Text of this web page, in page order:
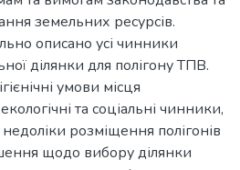
земельних ресурсів.
описано усі чинники
ділянки для полігону ТПВ.
умови місця
та соціальні чинники,
розміщення полігонів
щодо вибору ділянки